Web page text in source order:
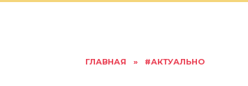
ГЛАВНАЯ » #АКТУАЛЬНО